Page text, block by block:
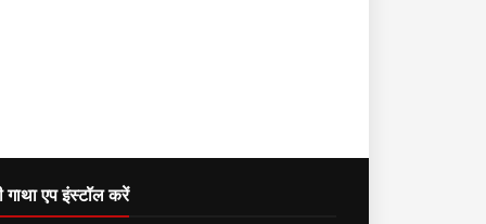
गाथा एप इंस्टॉल करें